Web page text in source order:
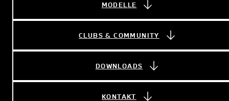
MODELLE
CLUBS & COMMUNITY
DOWNLOADS
KONTAKT